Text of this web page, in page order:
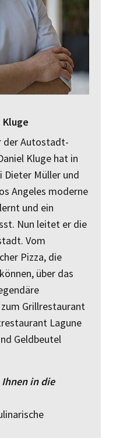
Kluge
der Autostadt-
Kluge hat in
Dieter Müller und
Angeles moderne
und ein
Nun leitet er die
Vom
Pizza, die
über das
Grillrestaurant
Lagune
Geldbeutel
in die